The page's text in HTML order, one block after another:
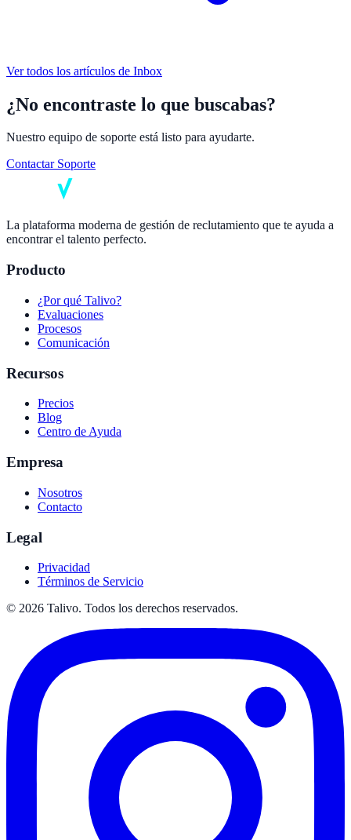
Ver todos los artículos de Inbox
¿No encontraste lo que buscabas?
Nuestro equipo de soporte está listo para ayudarte.
Contactar Soporte
La plataforma moderna de gestión de reclutamiento que te ayuda a
encontrar el talento perfecto.
Producto
¿Por qué Talivo?
Evaluaciones
Procesos
Comunicación
Recursos
Precios
Blog
Centro de Ayuda
Empresa
Nosotros
Contacto
Legal
Privacidad
Términos de Servicio
© 2026 Talivo. Todos los derechos reservados.